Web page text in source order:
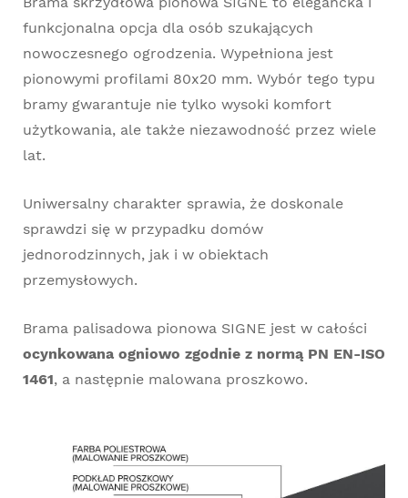
funkcjonalna opcja dla osób szukających
nowoczesnego ogrodzenia. Wypełniona jest
pionowymi profilami 80x20 mm. Wybór tego typu
bramy gwarantuje nie tylko wysoki komfort
użytkowania, ale także niezawodność przez wiele
lat.
Uniwersalny charakter sprawia, że doskonale
sprawdzi się w przypadku domów
jednorodzinnych, jak i w obiektach
przemysłowych.
Brama palisadowa pionowa SIGNE jest w całości
ocynkowana ogniowo zgodnie z normą PN EN-ISO
1461, a następnie malowana proszkowo.